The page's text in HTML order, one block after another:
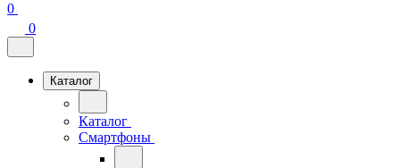
0
0
Каталог
Каталог
Смартфоны